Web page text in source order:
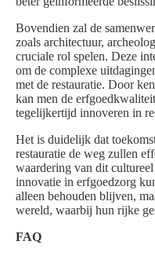
Bovendien zal de
zoals architectuur,
cruciale rol spelen. Deze
om de complexe
met de restauratie. Door
kan men de
tegelijkertijd innoveren in
Het is duidelijk dat
restauratie de weg zullen
waardering van dit
innovatie in erfgoedzorg
alleen behouden blijven,
wereld, waarbij hun rijke
FAQ